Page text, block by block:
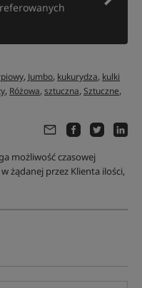
, Jumbo, kukurydza, kulki
, Różowa,sztuczna,Sztuczne,
możliwość czasowej
żądanej przez Klienta ilości,